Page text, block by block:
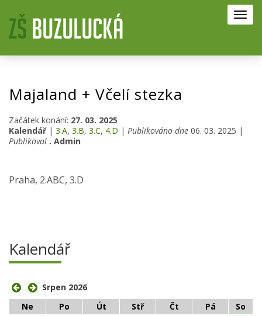
Majaland + Včelí stezka
Začátek konání: 27. 03. 2025
Kalendář| 3.A, 3.B, 3.C, 4.D | Publikováno dne 06. 03. 2025 |
Publikoval . Admin
Praha, 2.ABC, 3.D
Kalendář
Srpen 2026
Ne
Po Út Stř Čt Pá
So